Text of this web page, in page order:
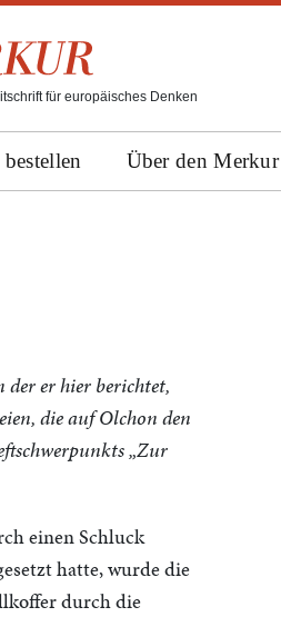
für europäisches Denken
Über den Merkur
er hier berichtet,
die auf Olchon den
„Zur
einen Schluck
hatte, wurde die
durch die